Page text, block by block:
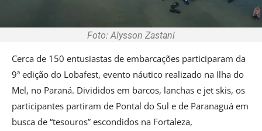
Foto: Alysson Zastani
Cerca de 150 entusiastas de embarcações participaram da
9ª edição do Lobafest, evento náutico realizado na Ilha do
Mel, no Paraná. Divididos em barcos, lanchas e jet skis, os
participantes partiram de Pontal do Sul e de Paranaguá em
busca de “tesouros” escondidos na Fortaleza,